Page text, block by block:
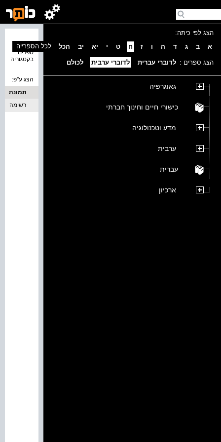
הצג לפי כיתה:
א
ב ג ד ה ו ז ח ט י יא יב הכל
הצג ספרים : לדוברי עברית לדוברי ערבית לכולם
גאוגרפיה
כישורי חיים וחינוך חברתי
מדע וטכנולוגיה
ערבית
עברית
ארכיון
ספרים
בקטגוריה
לכל הספרייה
הצג ע''פ:
תמונת
כריכה
רשימה